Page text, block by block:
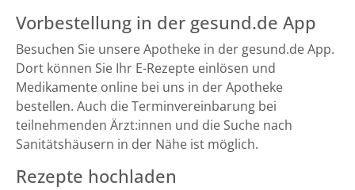
Vorbestellung in der gesund.de App
Besuchen Sie unsere Apotheke in der gesund.de App.
Dort können Sie Ihr E-Rezepte einlösen und
Medikamente online bei uns in der Apotheke
bestellen. Auch die Terminvereinbarung bei
teilnehmenden Ärzt:innen und die Suche nach
Sanitätshäusern in der Nähe ist möglich.
Rezepte hochladen